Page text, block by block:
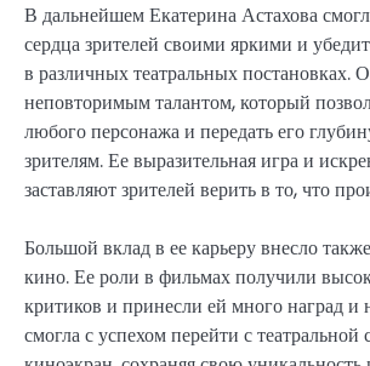
В дальнейшем Екатерина Астахова
сердца зрителей своими яркими и
в различных театральных постановках.
неповторимым талантом, который
любого персонажа и передать его
зрителям. Ее выразительная игра и
заставляют зрителей верить в то, что
Большой вклад в ее карьеру внесло
кино. Ее роли в фильмах получили
критиков и принесли ей много наград
смогла с успехом перейти с